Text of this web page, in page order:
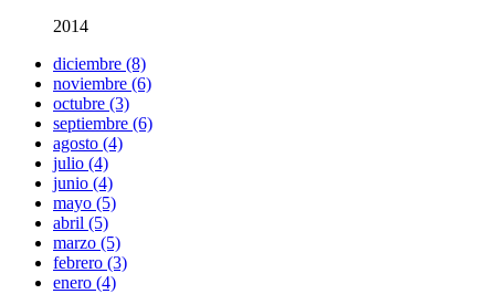
2014
diciembre (8)
noviembre (6)
octubre (3)
septiembre (6)
agosto (4)
julio (4)
junio (4)
mayo (5)
abril (5)
marzo (5)
febrero (3)
enero (4)